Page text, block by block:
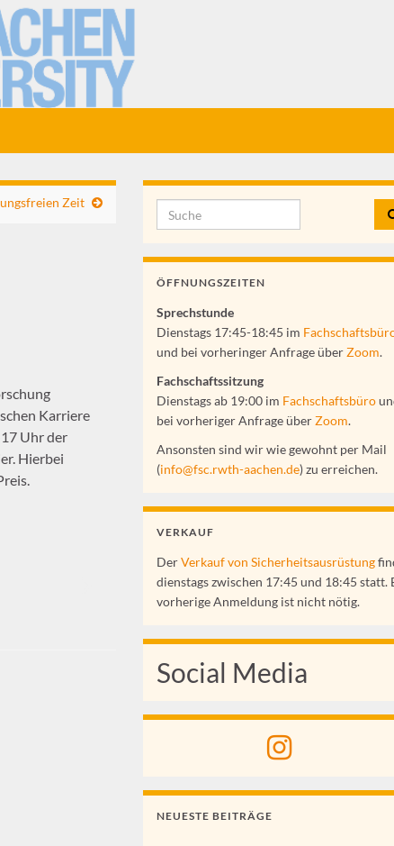
Zeit
Karriere
Uhr der
Hierbei
ÖFFNUNGSZEITEN
Sprechstunde
Dienstags 17:45-18:45 im
und bei vorheringer Anfrage überZoom.
Fachschaftssitzung
Dienstags ab 19:00 im Fachschaftsbüro
bei vorheriger Anfrage überZoom.
Ansonsten sind wir wie gewohnt per Mail
(info@fsc.rwth-aachen.de) zu erreichen.
VERKAUF
DerVerkauf von Sicherheitsausrüstung
dienstags zwischen 17:45 und 18:45 statt.
vorherige Anmeldung ist nicht nötig.
Social Media
NEUESTE BEITRÄGE